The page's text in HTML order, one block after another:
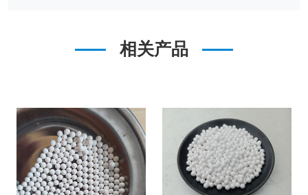
相关产品